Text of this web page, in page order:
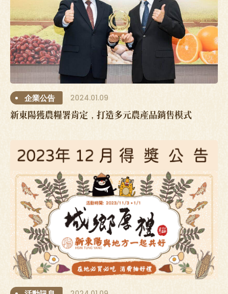
企業公告 2024.01.09
新東陽獲農糧署肯定，打造多元農產品銷售模式